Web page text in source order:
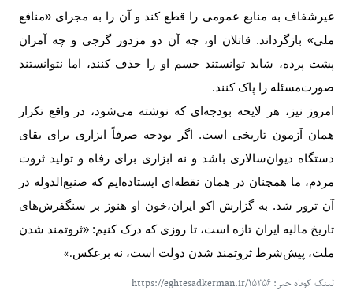
غیرشفاف به منابع عمومی را قطع کند و آن را به مجرای «منافع
ملی» بازگرداند. قاتلان او، چه آن دو مزدور گرجی و چه آمران
پشت پرده، شاید توانستند جسم او را حذف کنند، اما نتوانستند
صورت‌مسئله را پاک کنند.
امروز نیز، هر لایحه بودجه‌ای که نوشته می‌شود، در واقع تکرار
همان آزمون تاریخی است. اگر بودجه صرفاً ابزاری برای بقای
دستگاه دیوان‌سالاری باشد و نه ابزاری برای رفاه و تولید ثروت
مردم، ما همچنان در همان نقطه‌ای ایستاده‌ایم که صنیع‌الدوله در
آن ترور شد. به گزارش اکو ایران،خون او هنوز بر سنگفرش‌های
تاریخ مالیه ایران تازه است، تا روزی که درک کنیم: «ثروتمند شدن
ملت، پیش‌شرط ثروتمند شدن دولت است، نه برعکس.»
لینک کوتاه خبر: https://eghtesadkerman.ir/۱۵۳۵۶